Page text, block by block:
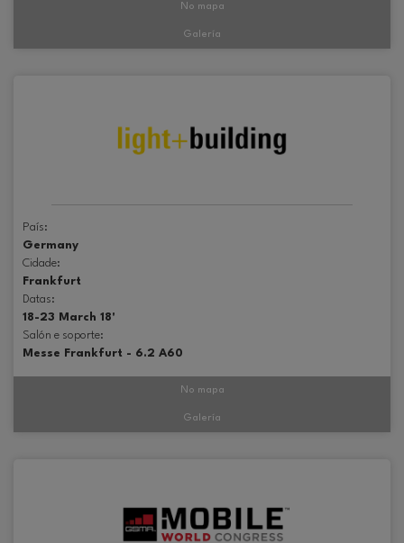
No mapa
Galería
País:
Germany
Cidade:
Frankfurt
Datas:
18-23 March 18'
Salón e soporte:
Messe Frankfurt - 6.2 A60
No mapa
Galería